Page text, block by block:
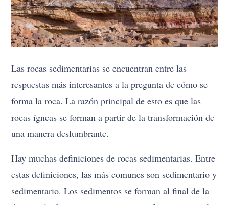
Las rocas sedimentarias se encuentran entre las
respuestas más interesantes a la pregunta de cómo se
forma la roca. La razón principal de esto es que las
rocas ígneas se forman a partir de la transformación de
una manera deslumbrante.
Hay muchas definiciones de rocas sedimentarias. Entre
estas definiciones, las más comunes son sedimentario y
sedimentario. Los sedimentos se forman al final de la